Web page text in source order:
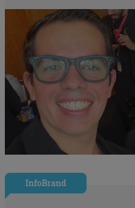
InfoBrand